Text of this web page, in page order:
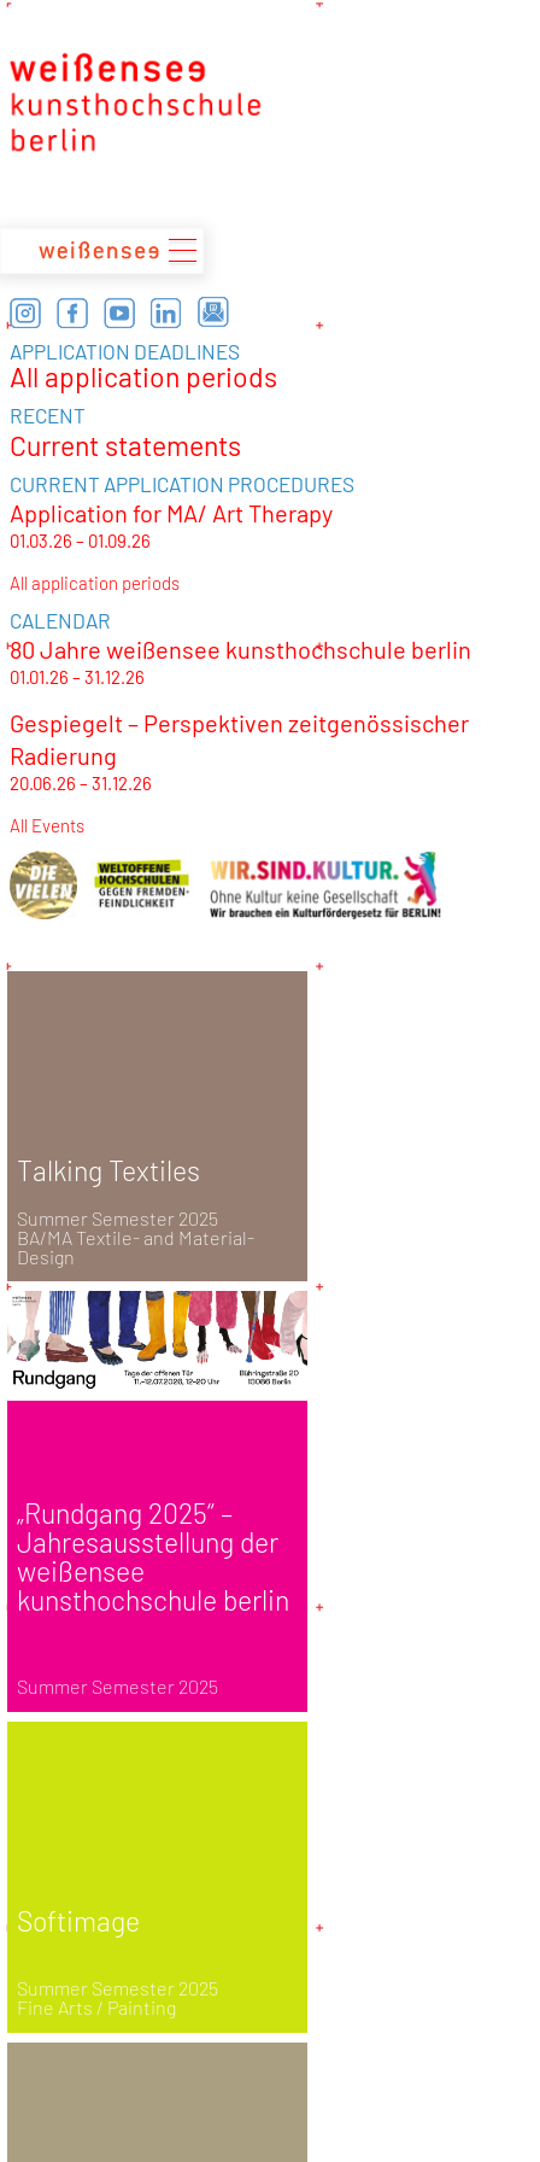
zum
Talking Textiles
Summer Semester 2025
BA/MA Textile- and Material-
Design
„Rundgang 2025“ –
Jahresausstellung der
weißensee
kunsthochschule berlin
Summer Semester 2025
Softimage
Summer Semester 2025
Fine Arts / Painting
APPLICATION DEADLINES
All application periods
RECENT
Current statements
CURRENT APPLICATION PROCEDURES
Application for MA/ Art Therapy
01.03.26 – 01.09.26
All application periods
CALENDAR
80 Jahre weißensee kunsthochschule berlin
01.01.26 – 31.12.26
Gespiegelt – Perspektiven zeitgenössischer
Radierung
20.06.26 – 31.12.26
All Events